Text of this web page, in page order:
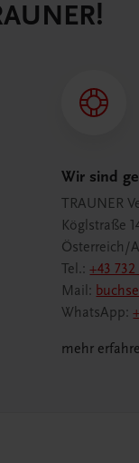
Wir sind
TRAUNER
Köglstraße
Österreich/
Tel.:+43 732
Mail:
WhatsApp:
mehr